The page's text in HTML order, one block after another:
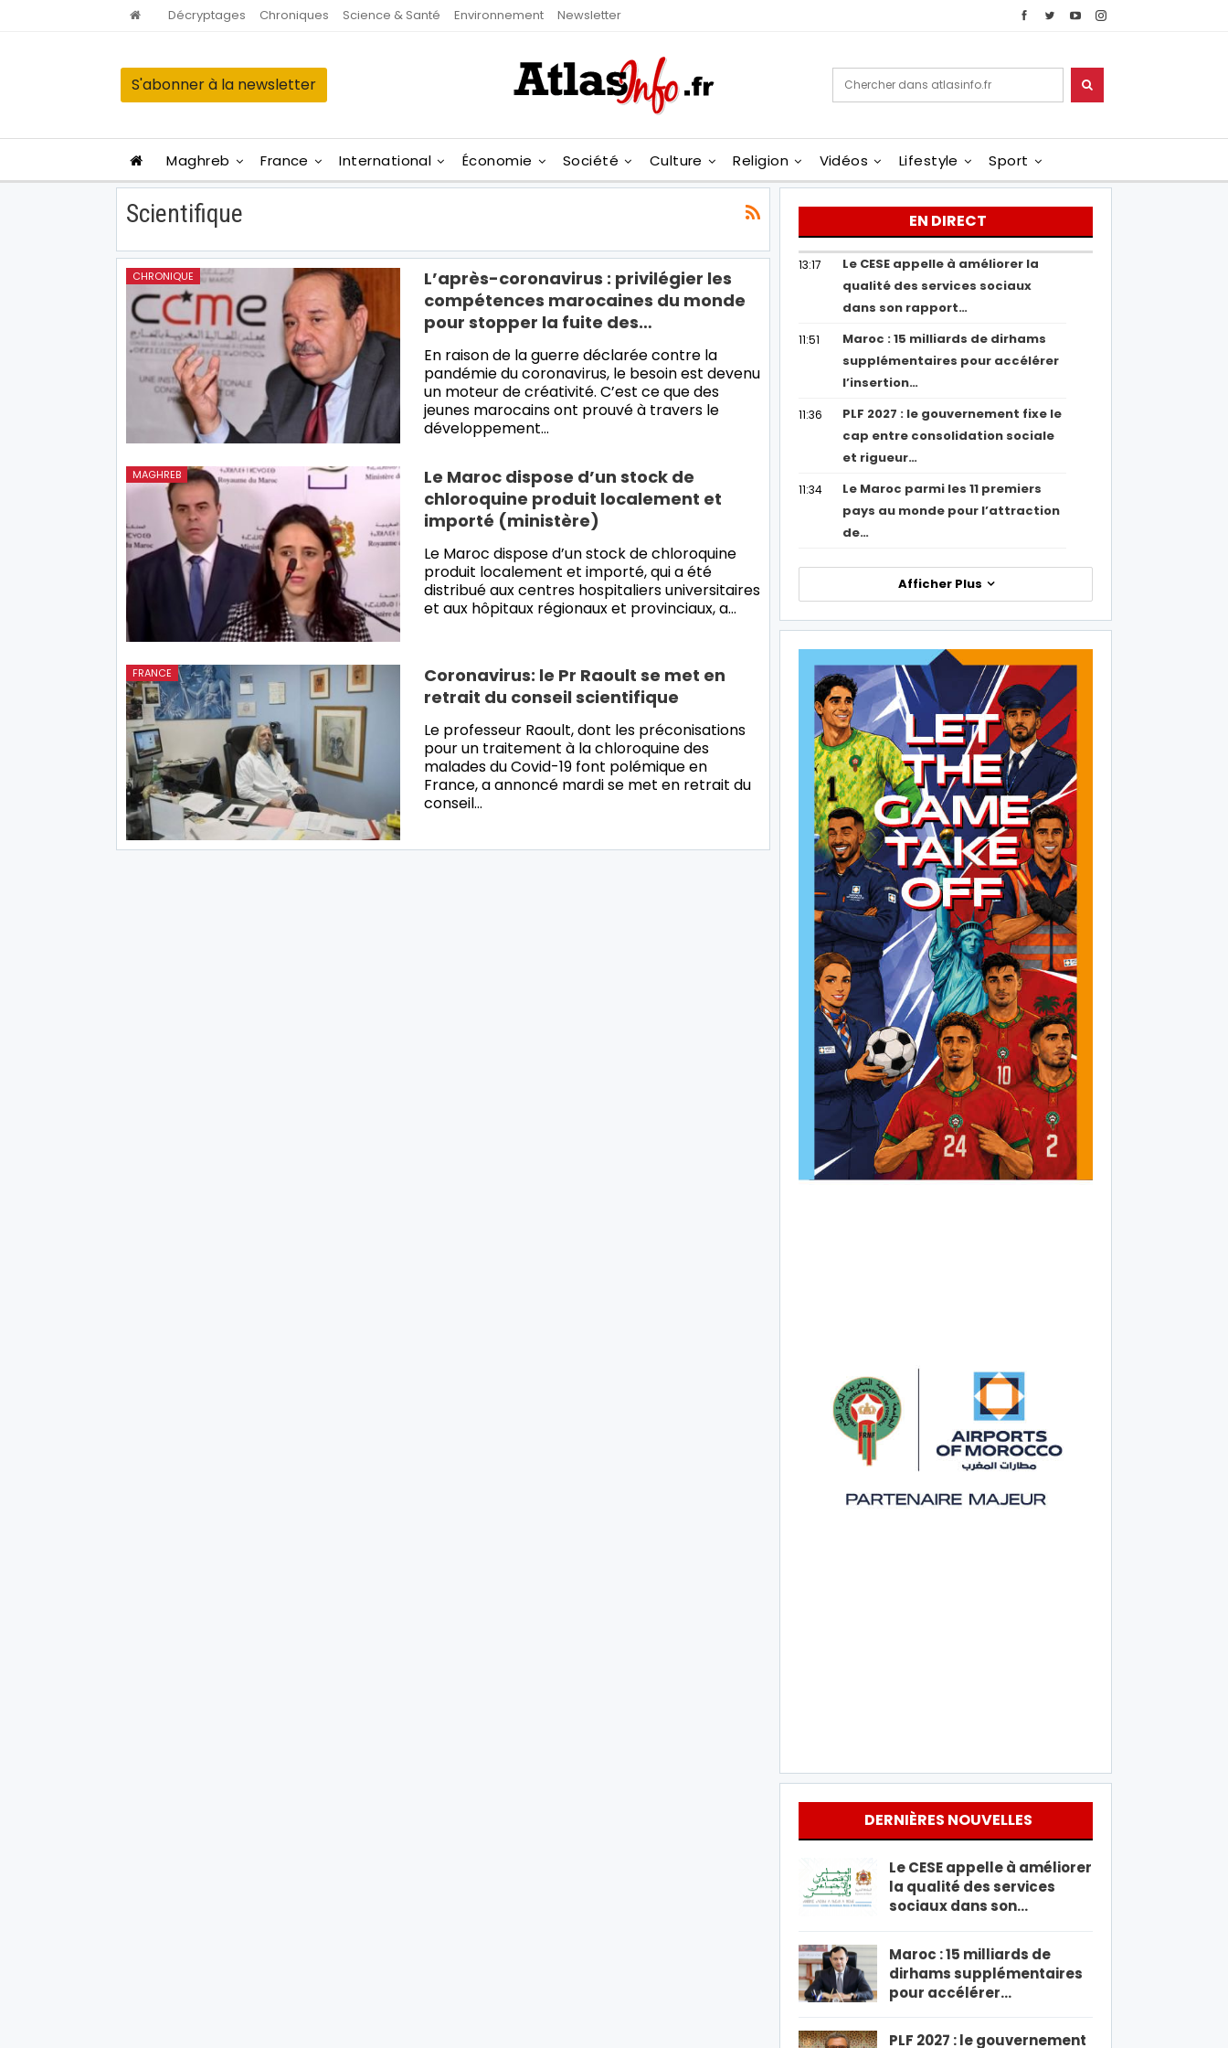
Décryptages Chroniques Science & Santé Environnement Newsletter
S'abonner à la newsletter
Maghreb France International Économie Société Culture Religion Vidéos Lifestyle Sport
Scientifique
CHRONIQUE
L’après-coronavirus : privilégier les
compétences marocaines du monde
pour stopper la fuite des…
En raison de la guerre déclarée contre la
pandémie du coronavirus, le besoin est devenu
un moteur de créativité. C’est ce que des
jeunes marocains ont prouvé à travers le
développement…
MAGHREB
Le Maroc dispose d’un stock de
chloroquine produit localement et
importé (ministère)
Le Maroc dispose d’un stock de chloroquine
produit localement et importé, qui a été
distribué aux centres hospitaliers universitaires
et aux hôpitaux régionaux et provinciaux, a…
FRANCE
Coronavirus: le Pr Raoult se met en
retrait du conseil scientifique
Le professeur Raoult, dont les préconisations
pour un traitement à la chloroquine des
malades du Covid-19 font polémique en
France, a annoncé mardi se met en retrait du
conseil…
EN DIRECT
13:17
Le CESE appelle à améliorer la
qualité des services sociaux
dans son rapport…
11:51
Maroc : 15 milliards de dirhams
supplémentaires pour accélérer
l’insertion…
11:36
PLF 2027 : le gouvernement fixe le
cap entre consolidation sociale
et rigueur…
11:34
Le Maroc parmi les 11 premiers
pays au monde pour l’attraction
de…
Afficher Plus
DERNIÈRES NOUVELLES
Le CESE appelle à améliorer
la qualité des services
sociaux dans son…
Maroc : 15 milliards de
dirhams supplémentaires
pour accélérer…
PLF 2027 : le gouvernement